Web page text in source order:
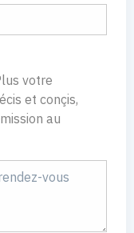
votre
et conçis,
au